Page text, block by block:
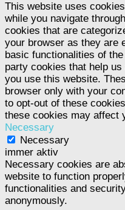
This website uses
while you navigate
cookies that are
your browser as they are
basic functionalities of
party cookies that help
you use this website.
browser only with your
to opt-out of these
these cookies may affect
Necessary
Necessary
immer aktiv
Necessary cookies are
website to function
functionalities and
anonymously.